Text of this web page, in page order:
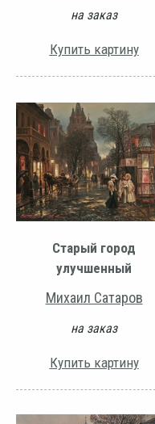
на заказ
Купить картину
Старый город
улучшенный
Михаил Сатаров
на заказ
Купить картину